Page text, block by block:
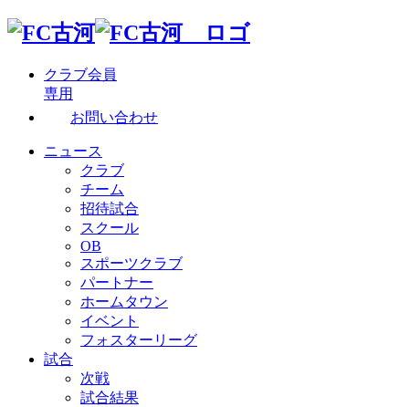
クラブ会員
専用
お問い合わせ
ニュース
クラブ
チーム
招待試合
スクール
OB
スポーツクラブ
パートナー
ホームタウン
イベント
フォスターリーグ
試合
次戦
試合結果